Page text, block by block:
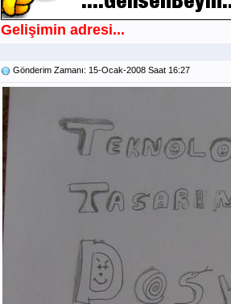
Gelişimin adresi...
Gönderim Zamanı: 15-Ocak-2008 Saat 16:27